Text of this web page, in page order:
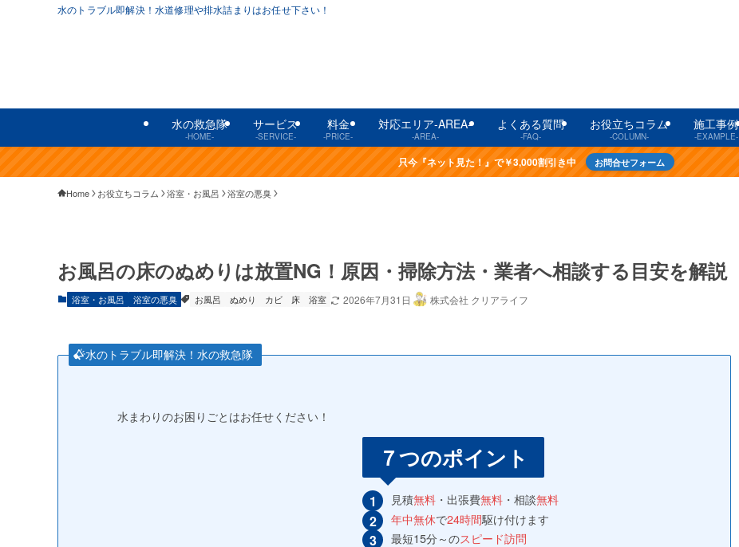
水のトラブル即解決！水道修理や排水詰まりはお任せ下さい！
水の救急隊
-HOME-
サービス
-SERVICE-
料金
-PRICE-
対応エリア-AREA-
-AREA-
よくある質問
-FAQ-
お役立ちコラム
-COLUMN-
施工事例
-EXAMPLE-
只今『ネット見た！』で￥3,000割引き中 お問合せフォーム
Home お役立ちコラム 浴室・お風呂 浴室の悪臭
お風呂の床のぬめりは放置NG！原因・掃除方法・業者へ相談する目安を解説
浴室・お風呂 浴室の悪臭 お風呂 ぬめり カビ 床 浴室 2026年7月31日 株式会社 クリアライフ
水のトラブル即解決！水の救急隊
水まわりのお困りごとはお任せください！
７つのポイント
見積無料 ・出張費無料 ・相談無料
年中無休で24時間駆け付けます
最短15分～のスピード訪問